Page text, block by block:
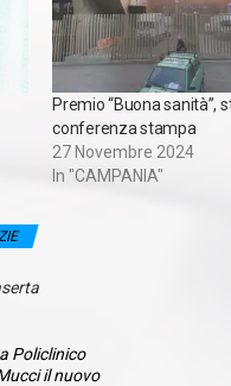
Premio “Buona sanità”,
conferenza stampa
27 Novembre 2024
In "CAMPANIA"
Policlinico
il nuovo